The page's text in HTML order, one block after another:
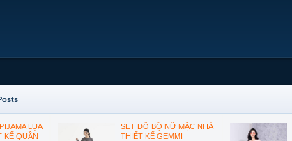
LỤA
KẾ QUẦN
SET ĐỒ BỘ NỮ MẶC NHÀ
THIẾT KẾ GEMMI